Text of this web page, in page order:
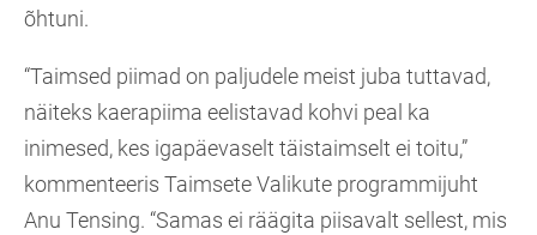
õhtuni.
“Taimsed piimad on paljudele meist juba tuttavad,
näiteks kaerapiima eelistavad kohvi peal ka
inimesed, kes igapäevaselt täistaimselt ei toitu,”
kommenteeris Taimsete Valikute programmijuht
Anu Tensing. “Samas ei räägita piisavalt sellest, mis